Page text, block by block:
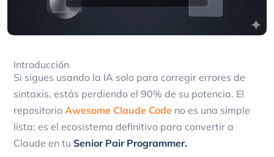
Introducción
Si sigues usando la IA solo para corregir errores de
sintaxis, estás perdiendo el 90% de su potencia. El
repositorio Awesome Claude Code no es una simple
lista; es el ecosistema definitivo para convertir a
Claude en tu Senior Pair Programmer.